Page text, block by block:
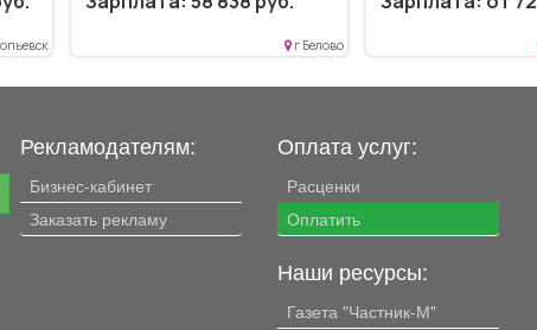
комплекса организационно-
технических мероприятий...г Белово
Рекламодателям:
Бизнес-кабинет
Заказать рекламу
Оплата услуг:
Расценки
Оплатить
Наши ресурсы:
Газета "Частник-М"